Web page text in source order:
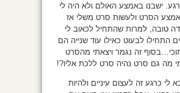
ישבנו באמצע האולם ולא היה לי
הסרט ולעשות סרט משלי אז
טובה, למרות שהתחיל לכאוב לי
התחילו לבעוט כאילו עוד שנייה הם
זה נגמר ויצאתי מהסרט
מה גם סרט נהיה סרט ללכת אליו?!
לי כרגע זה לעצום עיניים ולהיות